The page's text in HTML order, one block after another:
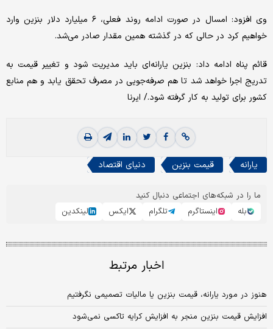
وی افزود: امسال در صورت ادامه روند فعلی، ۶ میلیارد دلار بنزین وارد
خواهیم کرد در حالی که در گذشته همین مقدار صادر می‌شد.
قائم پناه ادامه داد: بنزین یارانه‌ای باید مدیریت شود و تغییر قیمت به
تدریج اجرا خواهد شد تا هم صرفه‌جویی در مصرف تحقق یابد و هم منابع
کشور برای تولید به کار گرفته شود./ ایرنا
یارانه قیمت بنزین دنیای اقتصاد
ما را در شبکه‌های اجتماعی دنبال کنید
بله
اینستاگرم تلگرام ایکس لینکدین
اخبار مرتبط
هنوز در مورد یارانه، قیمت بنزین یا مالیات تصمیمی نگرفتیم
افزایش قیمت بنزین منجر به افزایش کرایه تاکسی نمی‌شود